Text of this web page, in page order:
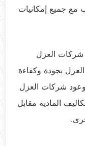
مع جميع إمكانيات
العزل
بجودة وكفاءة
شركات العزل
المادية مقابل